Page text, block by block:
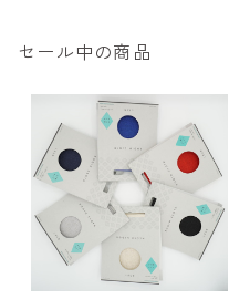
セール中の商品